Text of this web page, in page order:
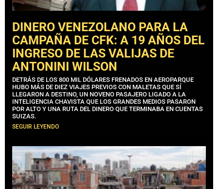
DINERO VENEZOLANO PARA LA
CAMPAÑA DE CFK: A 19 AÑOS DEL
INGRESO DE LAS VALIJAS DE
ANTONINI WILSON
DETRÁS DE LOS 800 MIL DÓLARES FRENADOS EN AEROPARQUE
HUBO MÁS DE DIEZ VIAJES PREVIOS CON MALETAS QUE SÍ
LLEGARON A DESTINO, UN NOVENO PASAJERO LIGADO A LA
INTELIGENCIA CHAVISTA QUE LOS GRANDES MEDIOS PASARON
POR ALTO Y UNA RUTA DEL DINERO QUE TERMINABA EN CUENTAS
SUIZAS.
SEGUIR LEYENDO